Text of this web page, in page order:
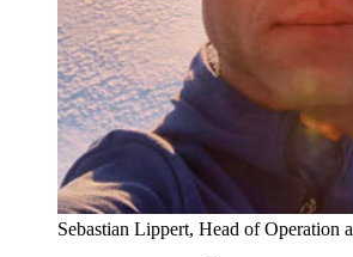
Sebastian Lippert, Head of Operation